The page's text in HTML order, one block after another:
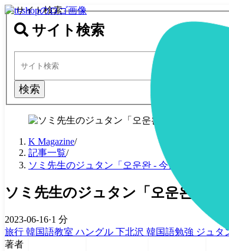
サイト検索
サイト検索
検索
K Magazine/
記事一覧/
ソミ先生のジュタン「오운완 - 今日の運動終わ
ソミ先生のジュタン「오운완 - 今
2023-06-16·1 分
旅行 韓国語教室 ハングル 下北沢 韓国語勉強 ジュタ
著者